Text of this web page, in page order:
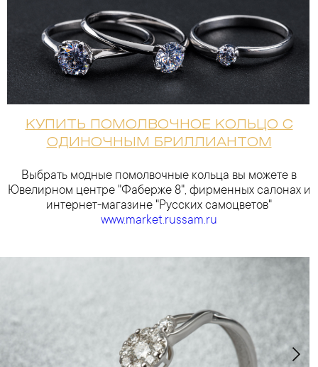
КУПИТЬ ПОМОЛВОЧНОЕ КОЛЬЦО С
ОДИНОЧНЫМ БРИЛЛИАНТОМ
Выбрать модные помолвочные кольца вы можете в
Ювелирном центре "Фаберже 8", фирменных салонах и
интернет-магазине "Русских самоцветов"
www.market.russam.ru